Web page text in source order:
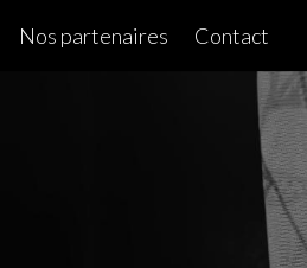
Nos partenaires Contact